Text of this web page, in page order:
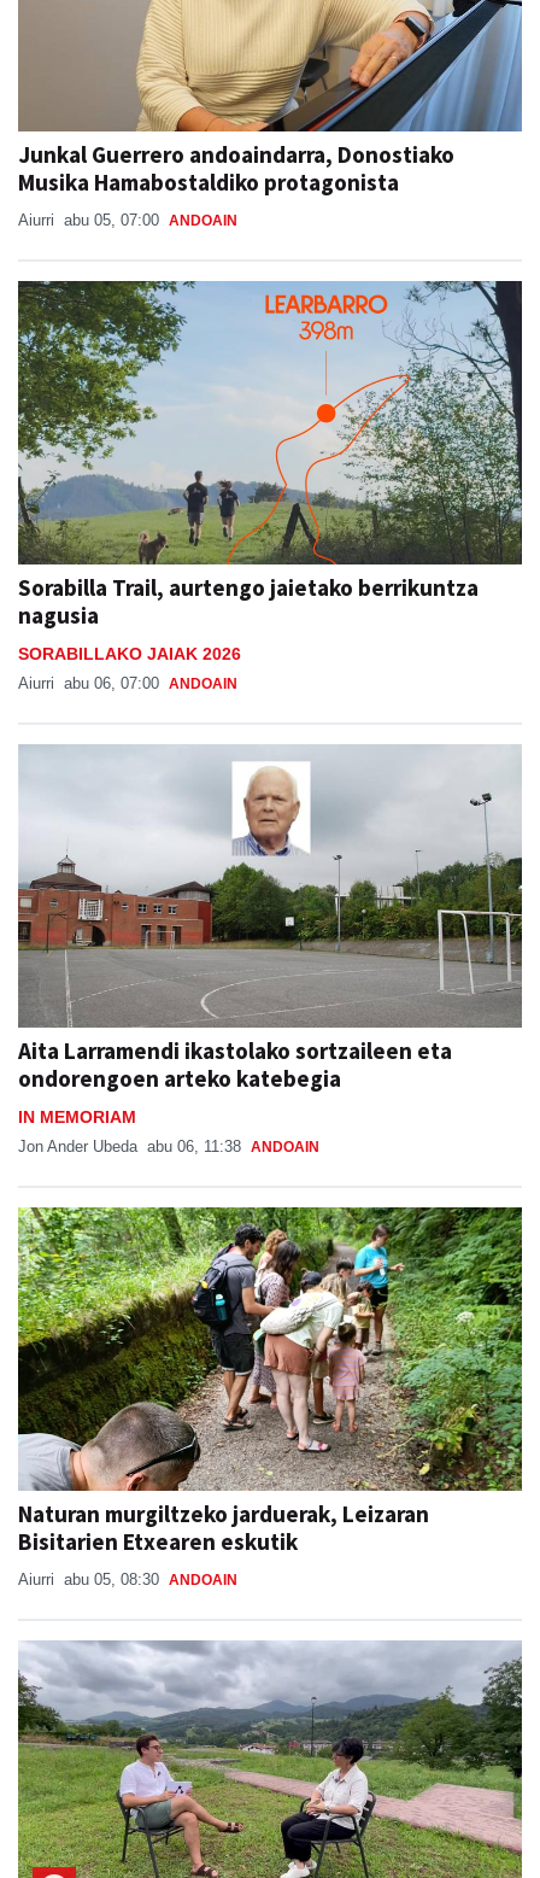
Junkal Guerrero andoaindarra, Donostiako
Musika Hamabostaldiko protagonista
Aiurri abu 05, 07:00
Sorabilla Trail, aurtengo jaietako berrikuntza
nagusia
SORABILLAKO JAIAK 2026
Aiurri
Aita Larramendi ikastolako sortzaileen eta
ondorengoen arteko katebegia
IN MEMORIAM
Jon Ander Ubeda ANDOAIN
Naturan murgiltzeko jarduerak, Leizaran
Bisitarien Etxearen eskutik
Aiurri abu 05, 08:30 ANDOAIN